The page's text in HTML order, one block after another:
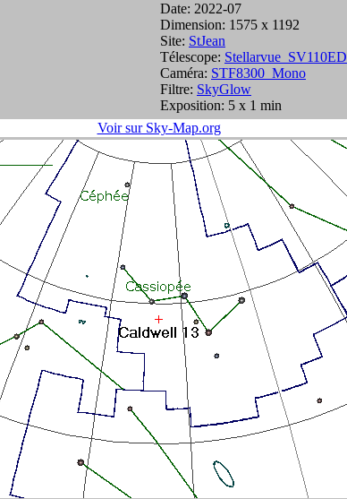
Date: 2022-07
Dimension: 1575 x 1192
Site: StJean
Télescope: Stellarvue_SV110ED
Caméra: STF8300_Mono
Filtre: SkyGlow
Exposition: 5 x 1 min
Voir sur Sky-Map.org